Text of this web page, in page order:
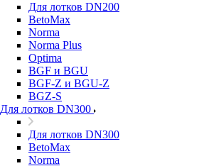
Для лотков DN200
BetoMax
Norma
Norma Plus
Optima
BGF и BGU
BGF-Z и BGU-Z
BGZ-S
Для лотков DN300
Для лотков DN300
BetoMax
Norma